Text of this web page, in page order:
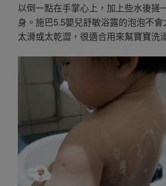
以倒一點在手掌心上，加上些水後搓
身。施巴5.5嬰兒舒敏浴露的泡泡不
太滑或太乾澀，很適合用來幫寶寶洗